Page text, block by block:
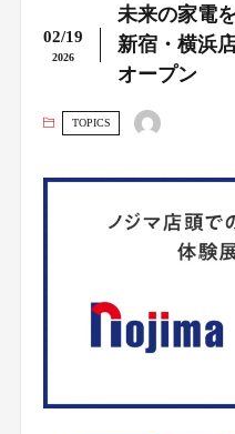
02/19
2026
未来の家電
新宿・横浜
オープン
TOPICS